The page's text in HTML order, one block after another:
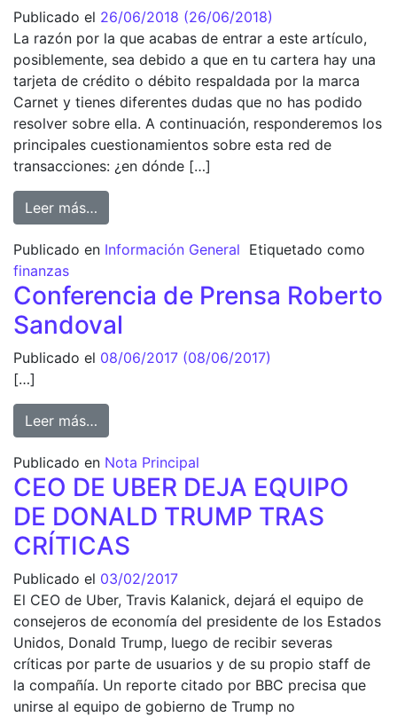
Publicado el 26/06/2018 (26/06/2018)
La razón por la que acabas de entrar a este artículo,
posiblemente, sea debido a que en tu cartera hay una
tarjeta de crédito o débito respaldada por la marca
Carnet y tienes diferentes dudas que no has podido
resolver sobre ella. A continuación, responderemos los
principales cuestionamientos sobre esta red de
transacciones: ¿en dónde […]
Leer más…
Publicado en Información General Etiquetado como
finanzas
Conferencia de Prensa Roberto
Sandoval
Publicado el 08/06/2017 (08/06/2017)
[…]
Leer más…
Publicado en Nota Principal
CEO DE UBER DEJA EQUIPO
DE DONALD TRUMP TRAS
CRÍTICAS
Publicado el 03/02/2017
El CEO de Uber, Travis Kalanick, dejará el equipo de
consejeros de economía del presidente de los Estados
Unidos, Donald Trump, luego de recibir severas
críticas por parte de usuarios y de su propio staff de
la compañía. Un reporte citado por BBC precisa que
unirse al equipo de gobierno de Trump no